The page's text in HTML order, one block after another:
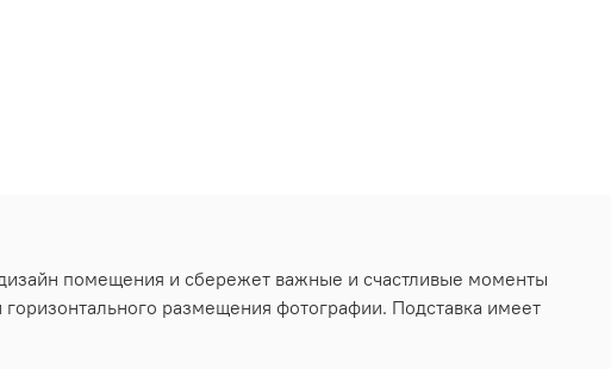
помещения и сбережет важные и счастливые моменты
размещения фотографии. Подставка имеет